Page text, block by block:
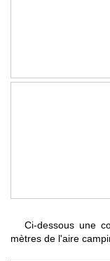
Ci-dessous une
mètres de l'aire